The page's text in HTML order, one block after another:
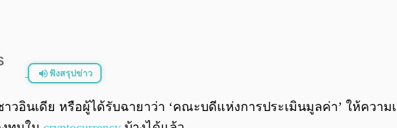
ฟังสรุปข่าว
าวอินเดีย หรือผู้ได้รับฉายาว่า ‘คณะบดีแห่งการประเมินมูลค่า’ ให้ความ